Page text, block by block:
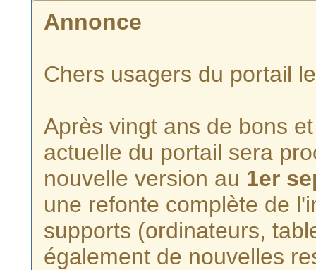
Annonce
Chers usagers du portail
Après vingt ans de bons
actuelle du portail sera
nouvelle version au 1er
une refonte complète de
supports (ordinateurs,
également de nouvelles